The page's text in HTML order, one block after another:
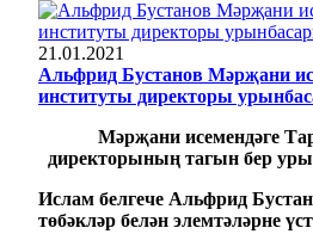
21.01.2021
Альфрид Бустанов Мәрҗани
институты директоры
Мәрҗани исемендәге
директорының тагын бер
Ислам белгече Альфрид
төбәкләр белән элемтәләрне